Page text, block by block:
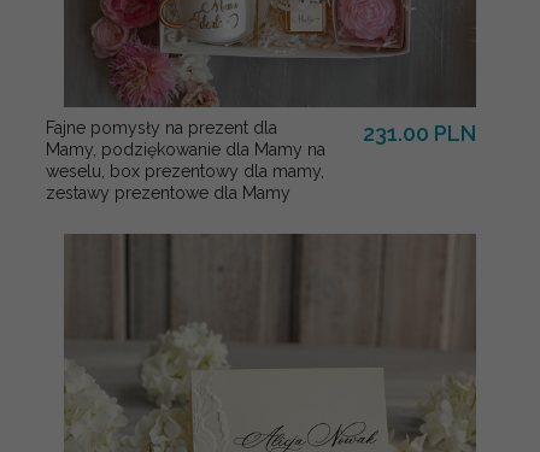
Fajne pomysły na prezent dla
Mamy, podziękowanie dla Mamy na
weselu, box prezentowy dla mamy,
zestawy prezentowe dla Mamy
231.00 PLN